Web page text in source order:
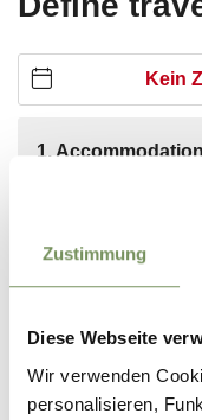
Zustimmung
Diese Webseite
Wir verwenden
personalisieren,